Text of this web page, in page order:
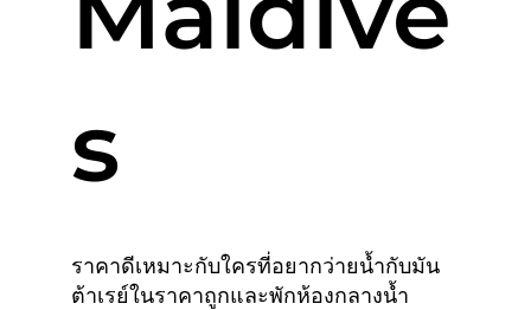
ราคาดีเหมาะกับใครที่อยากว่ายน้ำกับมัน
ต้าเรย์ในราคาถูกและพักห้องกลางน้ำ
s